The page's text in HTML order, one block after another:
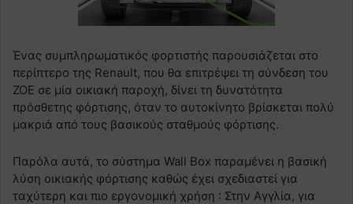
Ένας συμπληρωματικός φορτιστής παρουσιάζεται στο
περίπτερο της Renault, που θα επιτρέψει τη σύνδεση του
ZOE σε μία οικιακή παροχή, δίνει τη δυνατότητα
πρόσθετης φόρτισης, όταν το αυτοκίνητο βρίσκεται πολύ
μακριά από τους βασικούς σταθμούς φόρτισης.
Παρόλα αυτά, το σύστημα Wall Box παραμένει η βασική
λύση οικιακής φόρτισης καθώς έχει σχεδιαστεί για
ταχύτερη και πιο εργονομική χρήση : Στην Αγγλία, για